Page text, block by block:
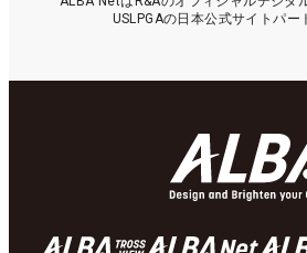
USLPGAの日本公式サイトパー